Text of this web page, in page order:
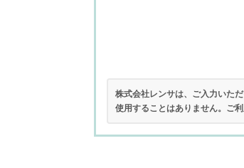
株式会社レンサは、ご入力いた
使用することはありません。ご